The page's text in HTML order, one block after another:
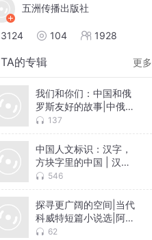
五洲传播出版社
3124 104 1928
TA的专辑 更多
我们和你们：中国和俄
罗斯友好的故事|中俄友
好故事集
137
中国人文标识：汉字，
方块字里的中国 | 汉字
的发展史 | 代表中国文
546
探寻更广阔的空间|当代
科威特短篇小说选|阿拉
伯小说
62